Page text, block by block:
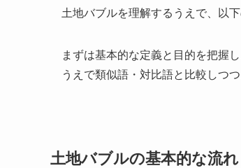
土地バブルを理解するうえで、以
まずは基本的な定義と目的を把握
うえで類似語・対比語と比較しつ
土地バブルの基本的な流れ